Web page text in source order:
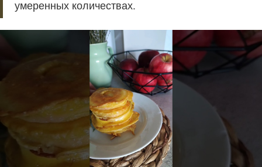
умеренных количествах.